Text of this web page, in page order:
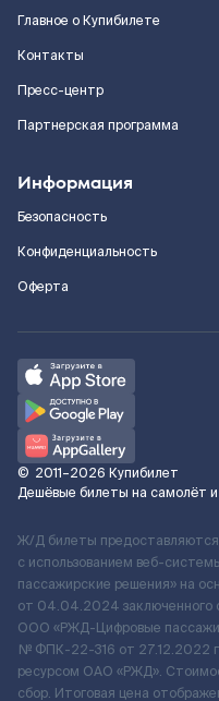
Главное о Купибилете
Контакты
Пресс-центр
Партнерская программа
Информация
Безопасность
Конфиденциальность
Оферта
© 2011–2026 Купибилет
Дешёвые билеты на самолёт и
Ж/Д билеты
с использованием веб-
пассажирские решения» на
от 04.04.2024 заключенного
ООО «РЖД-Цифровые
№ ФПК-22-316 от 27.12.2022
ресурсом ОАО «РЖД».
сбор. Итоговая цена